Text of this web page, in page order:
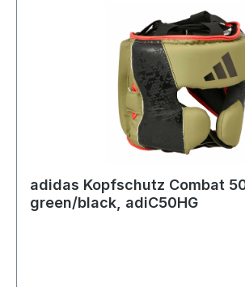
adidas Kopfschutz Combat
green/black, adiC50HG